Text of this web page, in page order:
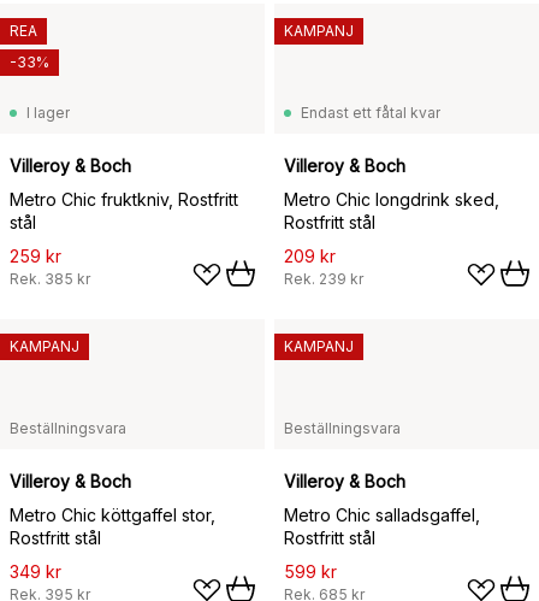
I lager
Villeroy & Boch
Metro Chic fruktkniv, Rostfritt
stål
259 kr
Rek. 385 kr
REA
-33%
Endast ett fåtal kvar
Villeroy & Boch
Metro Chic longdrink sked,
Rostfritt stål
209 kr
Rek. 239 kr
KAMPANJ
Beställningsvara
Villeroy & Boch
Metro Chic köttgaffel stor,
Rostfritt stål
349 kr
Rek. 395 kr
KAMPANJ
Beställningsvara
Villeroy & Boch
Metro Chic salladsgaffel,
Rostfritt stål
599 kr
Rek. 685 kr
KAMPANJ